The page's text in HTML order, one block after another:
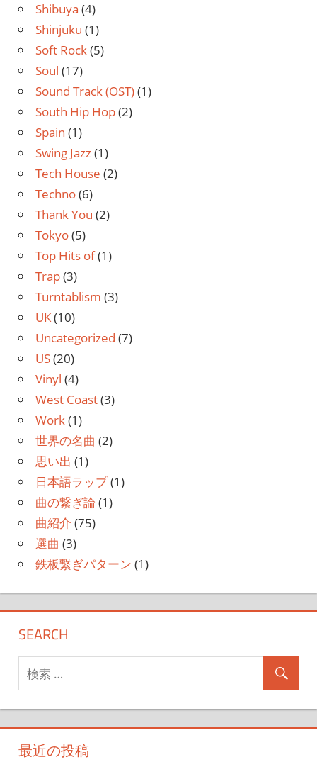
Shibuya (4)
Shinjuku (1)
Soft Rock(5)
Soul (17)
Sound Track (OST)(1)
South Hip Hop(2)
Spain (1)
Swing Jazz(1)
Tech House (2)
Techno(6)
Thank You (2)
Tokyo(5)
Top Hits of(1)
Trap(3)
Turntablism (3)
UK(10)
Uncategorized (7)
US(20)
Vinyl (4)
West Coast(3)
Work(1)
世界の名曲 (2)
思い出 (1)
日本語ラップ(1)
曲の繋ぎ論 (1)
曲紹介 (75)
選曲 (3)
鉄板繋ぎパターン (1)
SEARCH
最近の投稿